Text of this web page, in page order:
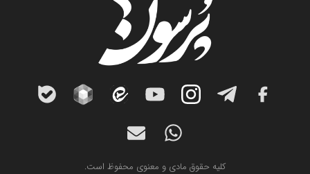
کلیه حقوق مادی و معنوی محفوظ است.